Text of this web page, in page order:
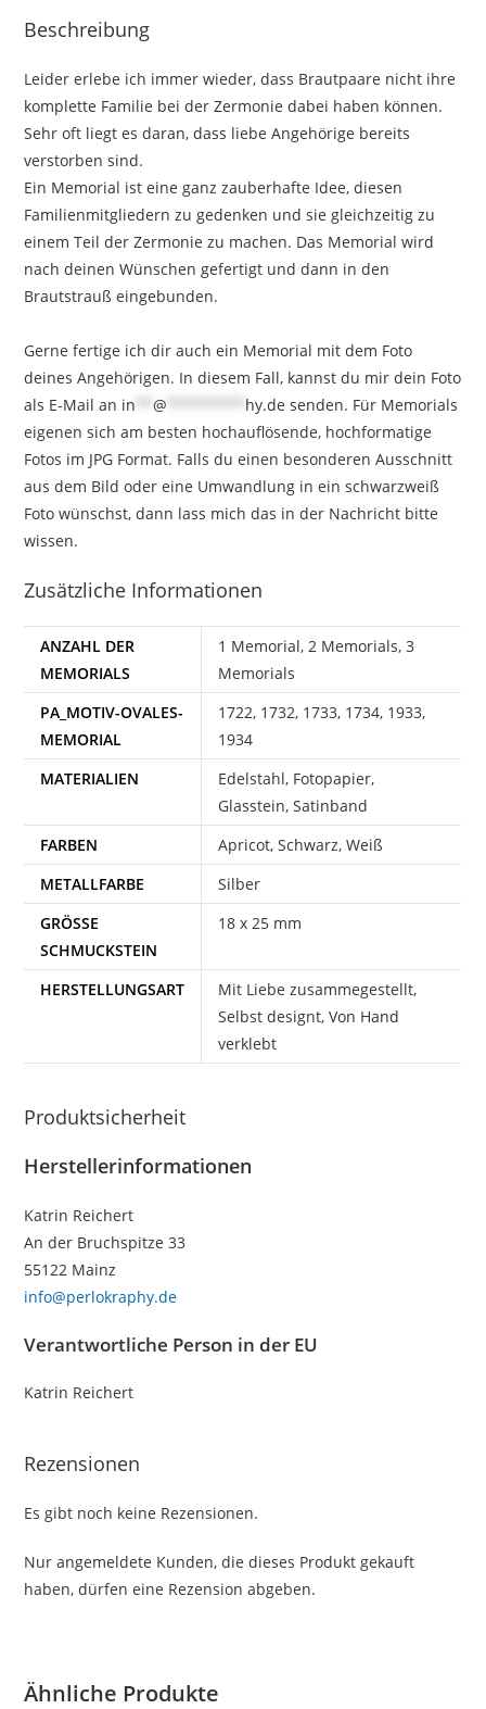
Beschreibung
Leider erlebe ich immer wieder, dass Brautpaare nicht ihre
komplette Familie bei der Zermonie dabei haben können.
Sehr oft liegt es daran, dass liebe Angehörige bereits
verstorben sind. ⁣
⁣Ein Memorial ist eine ganz zauberhafte Idee, diesen
Familienmitgliedern zu gedenken und sie gleichzeitig zu
einem Teil der Zermonie zu machen.⁣ Das Memorial wird
nach deinen Wünschen gefertigt und dann in den
Brautstrauß eingebunden.
⁣Gerne fertige ich dir auch ein Memorial mit dem Foto
deines Angehörigen. In diesem Fall, kannst du mir dein Foto
als E-Mail an in **@ hy.de senden. Für Memorials
eigenen sich am besten hochauflösende, hochformatige
Fotos im JPG Format. Falls du einen besonderen Ausschnitt
aus dem Bild oder eine Umwandlung in ein schwarzweiß
Foto wünschst, dann lass mich das in der Nachricht bitte
wissen.
Zusätzliche Informationen
ANZAHL DER
MEMORIALS
1 Memorial, 2 Memorials, 3
Memorials
PA_MOTIV-OVALES-
MEMORIAL
1722, 1732, 1733, 1734, 1933,
1934
MATERIALIEN
Edelstahl, Fotopapier,
Glasstein, Satinband
FARBEN
Apricot, Schwarz, Weiß
METALLFARBE
Silber
GRÖSSE S
CHMUCKSTEIN
18 x 25 mm
HERSTELLUNGSART
Mit Liebe zusammegestellt,
Selbst designt, Von Hand
verklebt
Produktsicherheit
Herstellerinformationen
Katrin Reichert
An der Bruchspitze 33
55122 Mainz
info@perlokraphy.de
Verantwortliche Person in der EU
Katrin Reichert
Rezensionen
Es gibt noch keine Rezensionen.
Nur angemeldete Kunden, die dieses Produkt gekauft
haben, dürfen eine Rezension abgeben.
Ähnliche Produkte